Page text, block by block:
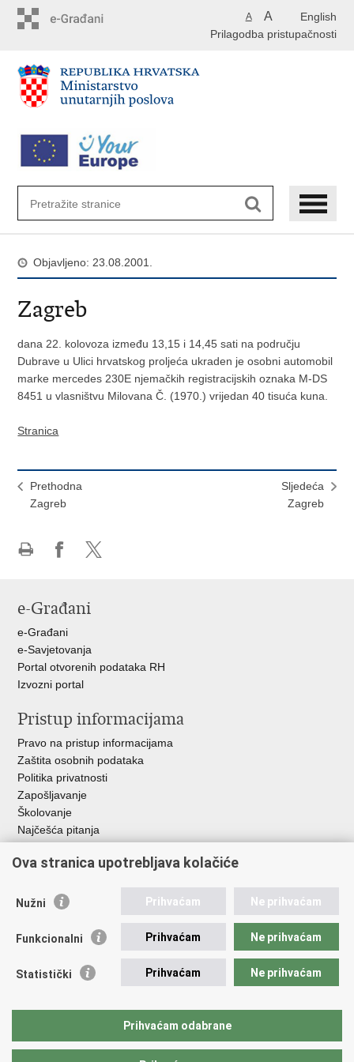
English
A A
Prilagodba pristupačnosti
Objavljeno: 23.08.2001.
Zagreb
dana 22. kolovoza između 13,15 i 14,45 sati na području
Dubrave u Ulici hrvatskog proljeća ukraden je osobni automobil
marke mercedes 230E njemačkih registracijskih oznaka M-DS
8451 u vlasništvu Milovana Č. (1970.) vrijedan 40 tisuća kuna.
Stranica
Prethodna
Zagreb
Sljedeća
Zagreb
Facebooku
X-
e-Građani
e-Građani
e-Savjetovanja
Portal otvorenih podataka RH
Izvozni portal
Pristup informacijama
Pravo na pristup informacijama
Zaštita osobnih podataka
Politika privatnosti
Zapošljavanje
Školovanje
Najčešća pitanja
Važne poveznice
EMN Nacionalna kontaktna točka za Republiku Hrvatsku
Policijska akademija
Zaklada policijske solidarnosti
Udruge
Ova stranica upotrebljava kolačiće
Nužni Prihvaćam Ne prihvaćam
Funkcionalni Prihvaćam Ne prihvaćam
Statistički Prihvaćam Ne prihvaćam
Prihvaćam odabrane